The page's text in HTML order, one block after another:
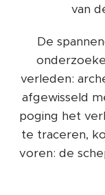
van
De
verleden:
afgewisseld
poging het
te traceren,
voren: de